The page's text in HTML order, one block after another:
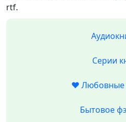
rtf.
Серии
❤️ Любовные
Бытовое